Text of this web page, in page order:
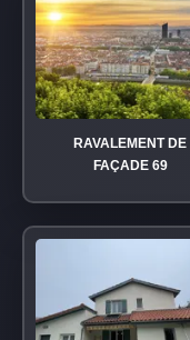
RAVALEMENT DE
FAÇADE 69